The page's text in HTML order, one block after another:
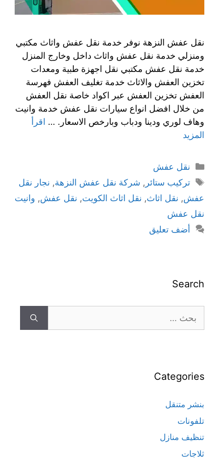
نقل عفش النزهة نوفر خدمة نقل عفش واثاث مكتبي
ومنزلي خدمة نقل عفش واثاث داخل وخارج المنزل
خدمة نقل عفش مكتبي نقل اجهزة طبية ومعدات
تخزين العفش والاثاث خدمة تغليف العفش فهرسة
العفش تخزين العفش عبر اكواد خاصة نقل العفش
من خلال افضل انواع سيارات نقل عفش خدمة وانيت
وهاف لوري ودينا ودباب وبارخص الاسعار. … اقرأ
المزيد
نقل عفش
تركيب ستائر , شركة نقل عفش النزهة, نجار نقل
عفش, نقل اثاث, نقل اثاث الكويت, نقل عفش, وانيت
نقل عفش
أضف تعليق
Search
Categories
بنشر متنقل
تلفونات
تنظيف منازل
ثلاجات